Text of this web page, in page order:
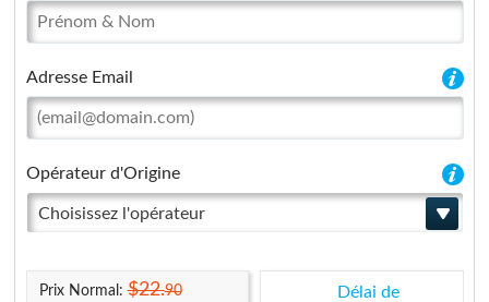
Adresse Email
Opérateur d'Origine
Choisissez l'opérateur
Prix Normal:$22.90
Délai de